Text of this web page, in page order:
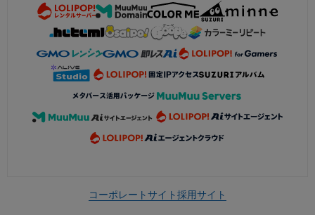
コーポレートサイト採用サイト